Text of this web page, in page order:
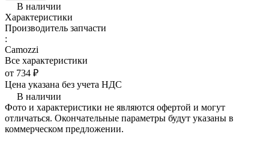
В наличии
Характеристики
Производитель запчасти
:
Camozzi
Все характеристики
от 734 ₽
Цена указана без учета НДС
В наличии
Фото и характеристики не являются офертой и могут
отличаться. Окончательные параметры будут указаны в
коммерческом предложении.